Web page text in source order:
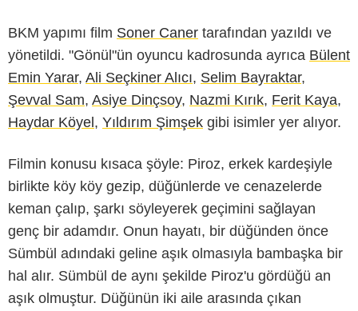
BKM yapımı film Soner Caner tarafından yazıldı ve
yönetildi. "Gönül"ün oyuncu kadrosunda ayrıca Bülent
Emin Yarar, Ali Seçkiner Alıcı, Selim Bayraktar,
Şevval Sam, Asiye Dinçsoy, Nazmi Kırık, Ferit Kaya,
Haydar Köyel, Yıldırım Şimşek gibi isimler yer alıyor.
Filmin konusu kısaca şöyle: Piroz, erkek kardeşiyle
birlikte köy köy gezip, düğünlerde ve cenazelerde
keman çalıp, şarkı söyleyerek geçimini sağlayan
genç bir adamdır. Onun hayatı, bir düğünden önce
Sümbül adındaki geline aşık olmasıyla bambaşka bir
hal alır. Sümbül de aynı şekilde Piroz'u gördüğü an
aşık olmuştur. Düğünün iki aile arasında çıkan